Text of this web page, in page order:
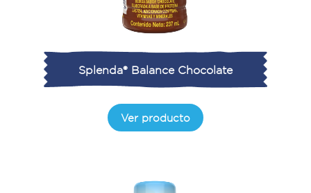
Splenda® Balance Chocolate
Ver producto